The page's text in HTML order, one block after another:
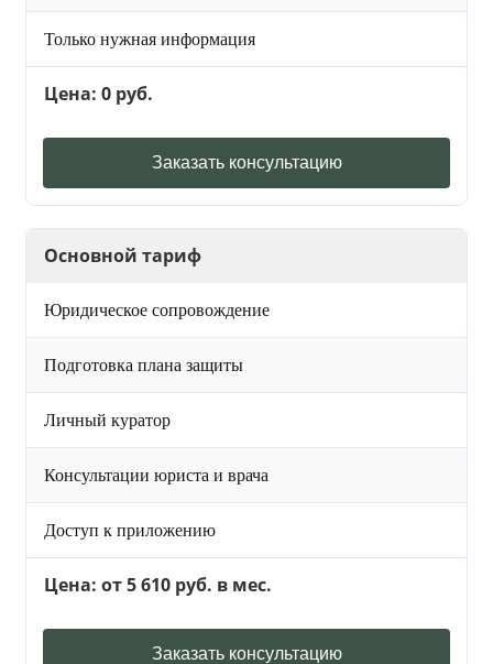
Только нужная информация
Цена: 0 руб.
Заказать консультацию
Основной тариф
Юридическое сопровождение
Подготовка плана защиты
Личный куратор
Консультации юриста и врача
Доступ к приложению
Цена: от 5 610 руб. в мес.
Заказать консультацию